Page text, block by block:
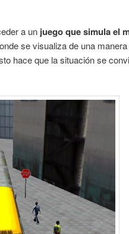
a un juego que simula el
se visualiza de una
hace que la situación se